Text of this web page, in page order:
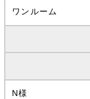
ワンルーム
N様